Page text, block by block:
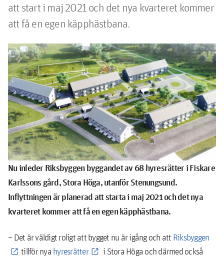
att start i maj 2021 och det nya kvarteret kommer
att få en egen käpphästbana.
Nu inleder Riksbyggen byggandet av 68 hyresrätter i Fiskare
Karlssons gård, Stora Höga, utanför Stenungsund.
Inflyttningen är planerad att starta i maj 2021 och det nya
kvarteret kommer att få en egen käpphästbana.
– Det är väldigt roligt att bygget nu är igång och att Riksbyggen
tillför nya hyresrätter
i Stora Höga och därmed också